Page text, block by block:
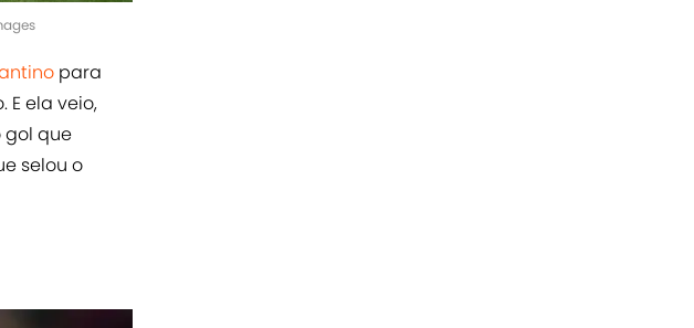
para
ela veio,
gol que
selou o